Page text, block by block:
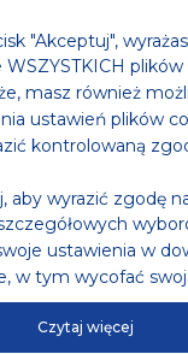
Wodny
na
tego lata już za
"Akceptuj",
WSZYSTKICH plików
masz również
ustawień plików
kontrolowaną
aby wyrazić zgodę
ustawienia w
w tym wycofać
Czytaj więcej